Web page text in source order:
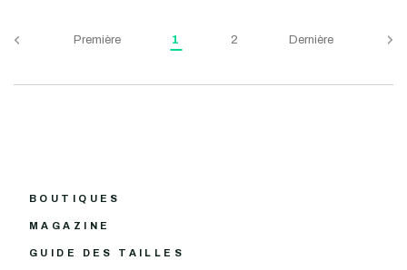
Première 1 2 Dernière
BOUTIQUES
MAGAZINE
GUIDE DES TAILLES